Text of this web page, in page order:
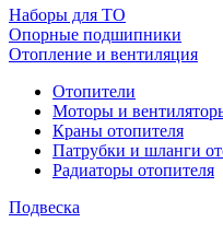
Наборы для ТО
Опорные подшипники
Отопление и вентиляция
Отопители
Моторы и
Краны отопителя
Патрубки и шланги
Радиаторы отопителя
Подвеска